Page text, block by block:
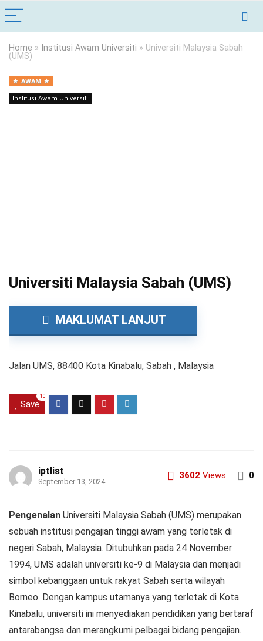
Home » Institusi Awam Universiti » Universiti Malaysia Sabah
(UMS)
AWAM
Institusi Awam Universiti
Universiti Malaysia Sabah (UMS)
MAKLUMAT LANJUT
Jalan UMS, 88400 Kota Kinabalu, Sabah , Malaysia
Save
10
iptlist
September 13, 2024
3602 Views 0
Pengenalan Universiti Malaysia Sabah (UMS) merupakan
sebuah institusi pengajian tinggi awam yang terletak di
negeri Sabah, Malaysia. Ditubuhkan pada 24 November
1994, UMS adalah universiti ke-9 di Malaysia dan menjadi
simbol kebanggaan untuk rakyat Sabah serta wilayah
Borneo. Dengan kampus utamanya yang terletak di Kota
Kinabalu, universiti ini menyediakan pendidikan yang bertaraf
antarabangsa dan merangkumi pelbagai bidang pengajian.